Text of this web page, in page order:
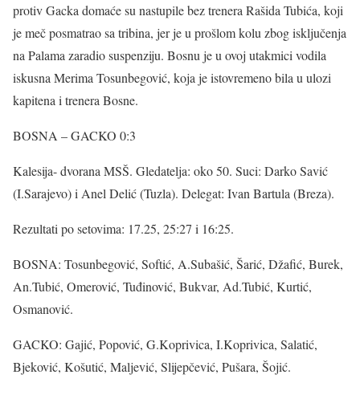
protiv Gacka domaće su nastupile bez trenera Rašida Tubića, koji
je meč posmatrao sa tribina, jer je u prošlom kolu zbog isključenja
na Palama zaradio suspenziju. Bosnu je u ovoj utakmici vodila
iskusna Merima Tosunbegović, koja je istovremeno bila u ulozi
kapitena i trenera Bosne.
BOSNA – GACKO 0:3
Kalesija- dvorana MSŠ. Gledatelja: oko 50. Suci: Darko Savić
(I.Sarajevo) i Anel Delić (Tuzla). Delegat: Ivan Bartula (Breza).
Rezultati po setovima: 17.25, 25:27 i 16:25.
BOSNA: Tosunbegović, Softić, A.Subašić, Šarić, Džafić, Burek,
An.Tubić, Omerović, Tuđinović, Bukvar, Ad.Tubić, Kurtić,
Osmanović.
GACKO: Gajić, Popović, G.Koprivica, I.Koprivica, Salatić,
Bjeković, Košutić, Maljević, Slijepčević, Pušara, Šojić.